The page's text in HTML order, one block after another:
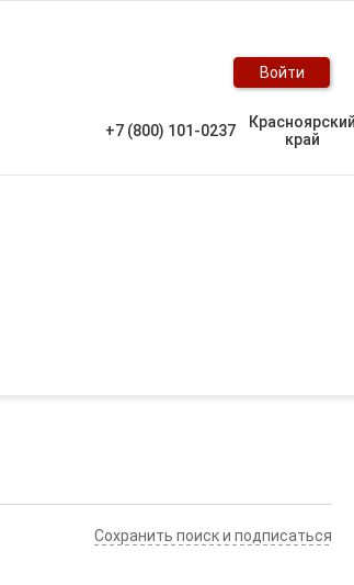
Войти
+7 (800) 101-0237
край
Сохранить поиск и подписаться